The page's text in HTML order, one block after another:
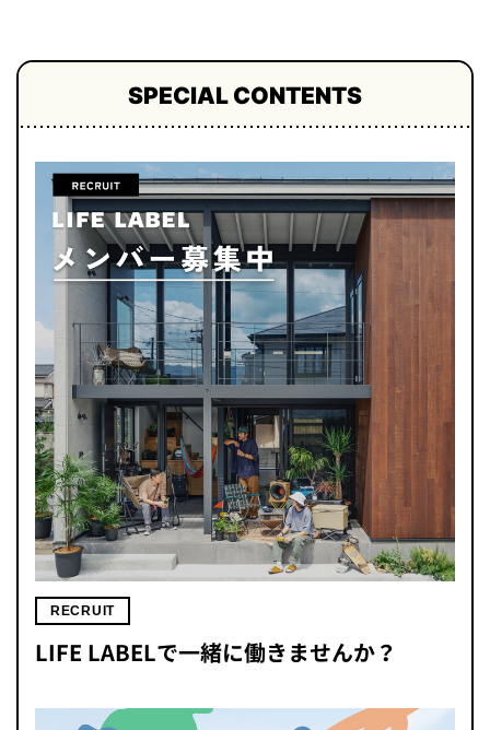
SPECIAL CONTENTS
RECRUIT
LIFE LABELで一緒に働きませんか？